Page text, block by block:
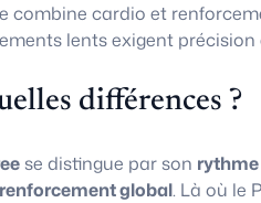
combine cardio et
lents exigent
différences ?
se distingue par son
global. Là où le